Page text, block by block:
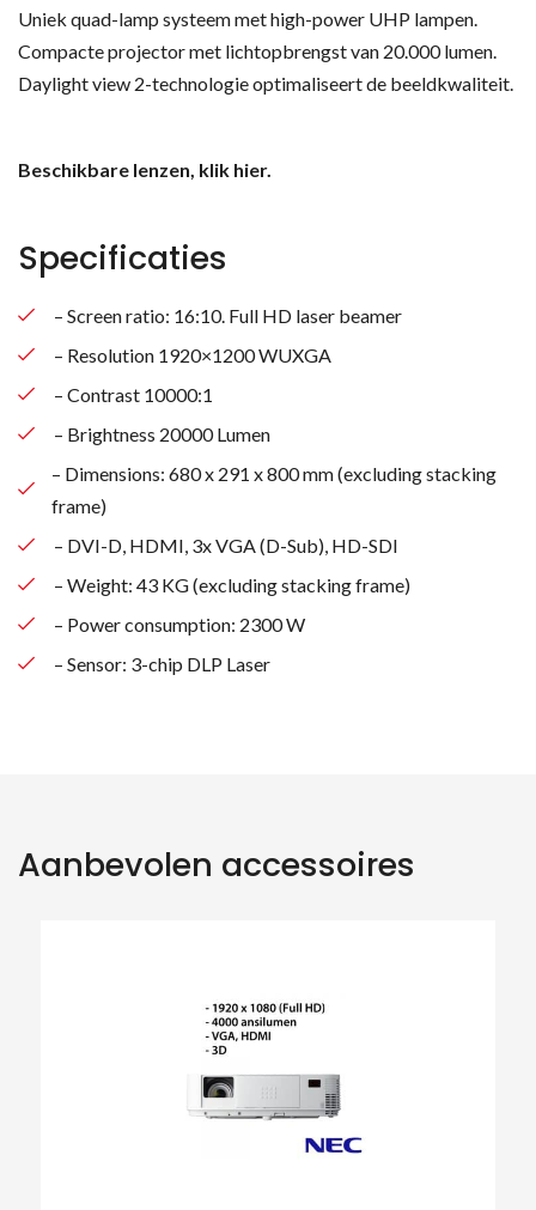
Uniek quad-lamp systeem met high-power UHP lampen.
Compacte projector met lichtopbrengst van 20.000 lumen.
Daylight view 2-technologie optimaliseert de beeldkwaliteit.
Beschikbare lenzen, klik hier.
Specificaties
– Screen ratio: 16:10. Full HD laser beamer
– Resolution 1920×1200 WUXGA
– Contrast 10000:1
– Brightness 20000 Lumen
– Dimensions: 680 x 291 x 800 mm (excluding stacking
frame)
– DVI-D, HDMI, 3x VGA (D-Sub), HD-SDI
– Weight: 43 KG (excluding stacking frame)
– Power consumption: 2300 W
– Sensor: 3-chip DLP Laser
Aanbevolen accessoires